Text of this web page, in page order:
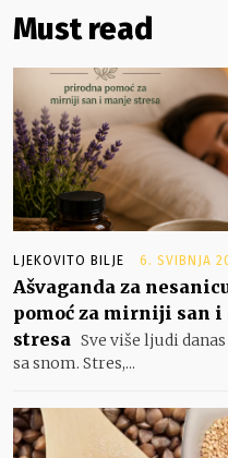
Must read
LJEKOVITO BILJE 6. SVIBNJA
Ašvaganda za
pomoć za mirniji san i
stresa Sve više ljudi
sa snom. Stres,...